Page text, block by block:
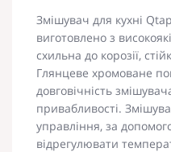
Змішувач для кухні
виготовлено з
схильна до корозії,
Глянцеве хромоване
довговічність
привабливості.
управління, за
відрегулювати